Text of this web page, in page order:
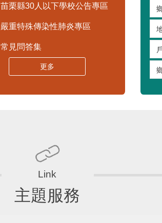
苗栗縣30人以下學校公告專區
嚴重特殊傳染性肺炎專區
常見問答集
更多
主題服務